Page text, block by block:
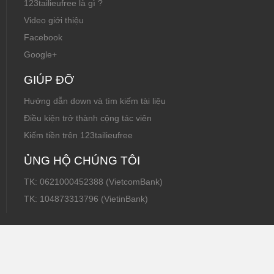
123tailieufree là gì ?
Video giới thiệu
Facebook
Google+
GIÚP ĐỠ
Hướng dẫn down và tìm kiếm tài liệu
Điều kiện trở thành cộng tác viên
Kiếm tiền trên 123tailieufree
ỦNG HỘ CHÚNG TÔI
TK: 0621000452388 (VietcomBank)
TK: 104873313796 (VietinBank)